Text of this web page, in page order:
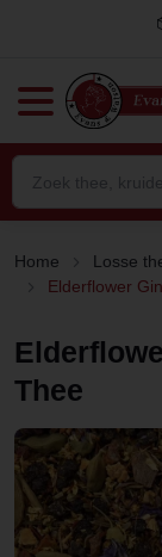
Home Losse
Elderflower
Thee